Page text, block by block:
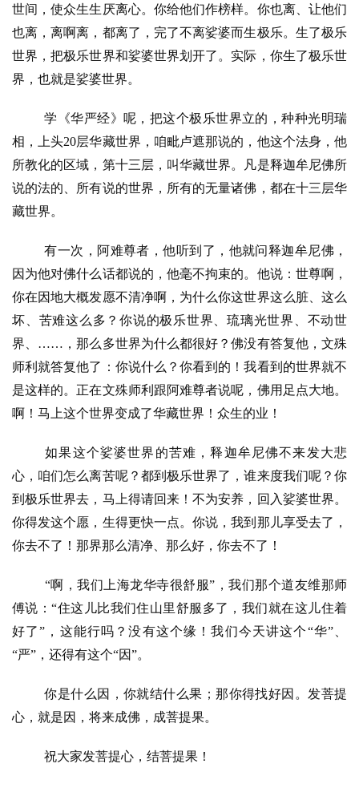
公
益
慈
佛
教
人
物
巡
礼
视
频
纪
佛
教
艺
术
法
规
声
登录 注册
世间，使众生生厌离心。你给他们作榜样。你也离、让他们
也离，离啊离，都离了，完了不离娑婆而生极乐。生了极乐
世界，把极乐世界和娑婆世界划开了。实际，你生了极乐世
界，也就是娑婆世界。
学《华严经》呢，把这个极乐世界立的，种种光明瑞
相，上头20层华藏世界，咱毗卢遮那说的，他这个法身，他
所教化的区域，第十三层，叫华藏世界。凡是释迦牟尼佛所
说的法的、所有说的世界，所有的无量诸佛，都在十三层华
藏世界。
有一次，阿难尊者，他听到了，他就问释迦牟尼佛，
因为他对佛什么话都说的，他毫不拘束的。他说：世尊啊，
你在因地大概发愿不清净啊，为什么你这世界这么脏、这么
坏、苦难这么多？你说的极乐世界、琉璃光世界、不动世
界、……，那么多世界为什么都很好？佛没有答复他，文殊
师利就答复他了：你说什么？你看到的！我看到的世界就不
是这样的。正在文殊师利跟阿难尊者说呢，佛用足点大地。
啊！马上这个世界变成了华藏世界！众生的业！
如果这个娑婆世界的苦难，释迦牟尼佛不来发大悲
心，咱们怎么离苦呢？都到极乐世界了，谁来度我们呢？你
到极乐世界去，马上得请回来！不为安养，回入娑婆世界。
你得发这个愿，生得更快一点。你说，我到那儿享受去了，
你去不了！那界那么清净、那么好，你去不了！
“啊，我们上海龙华寺很舒服”，我们那个道友维那师
傅说：“住这儿比我们住山里舒服多了，我们就在这儿住着
好了”，这能行吗？没有这个缘！我们今天讲这个“华”、
“严”，还得有这个“因”。
你是什么因，你就结什么果；那你得找好因。发菩提
心，就是因，将来成佛，成菩提果。
祝大家发菩提心，结菩提果！